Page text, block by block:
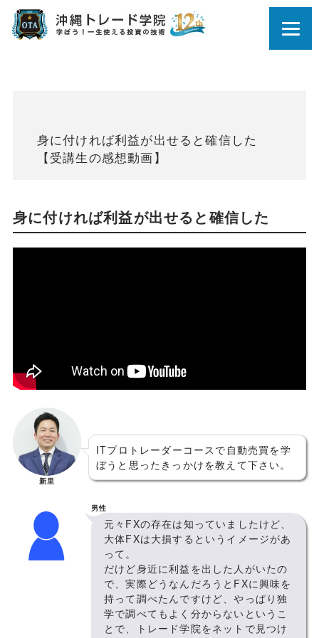
身に付ければ利益が出せると確信した
【受講生の感想動画】
身に付ければ利益が出せると確信した
新里
ITプロトレーダーコースで自動売買を学
ぼうと思ったきっかけを教えて下さい。
男性
元々FXの存在は知っていましたけど、
大体FXは大損するというイメージがあ
って。
だけど身近に利益を出した人がいたの
で、実際どうなんだろうとFXに興味を
持って調べたんですけど、やっぱり独
学で調べてもよく分からないというこ
とで、トレード学院をネットで見つけ